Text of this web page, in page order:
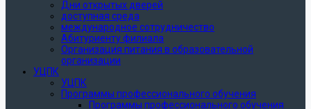
Дни открытых дверей
доступная среда
международное сотрудничество
Абитуриенту филиала
Организация питания в образовательной
организации
УЦПК
УЦПК
Программы профессионального обучения
Программы профессионального обучения